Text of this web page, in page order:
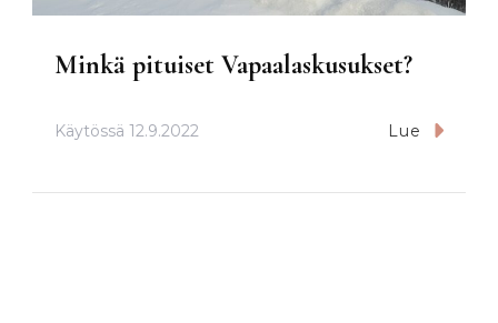
Minkä pituiset Vapaalaskusukset?
Käytössä 12.9.2022 Lue